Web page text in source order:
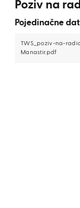
Poziv na
Pojedinačne
TWS_poziv-na-
Manastir.pdf